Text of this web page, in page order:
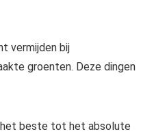
vermijden bij
groenten. Deze dingen
het beste tot het absolute